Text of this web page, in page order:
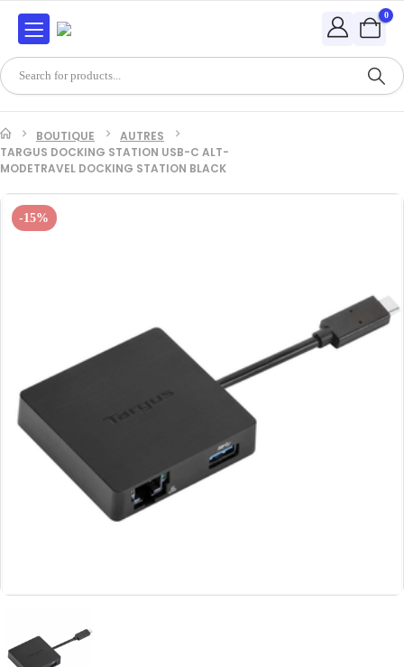
0
BOUTIQUE
AUTRES
TARGUS DOCKING STATION USB-C ALT-
MODETRAVEL DOCKING STATION BLACK
-15%